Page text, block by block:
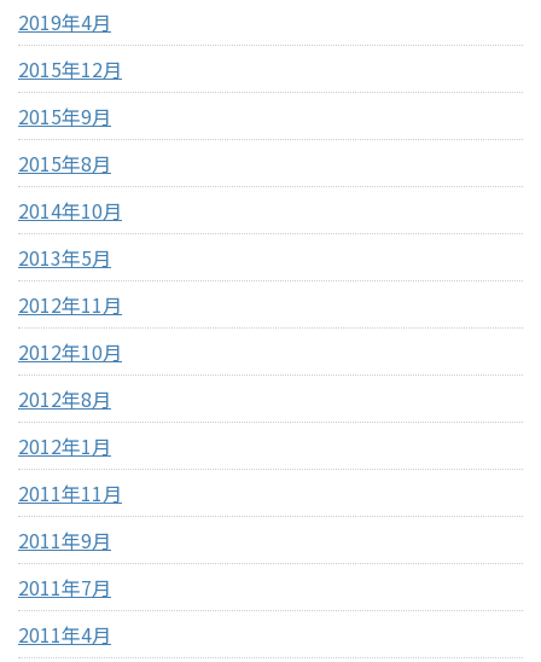
2019年4月
2015年12月
2015年9月
2015年8月
2014年10月
2013年5月
2012年11月
2012年10月
2012年8月
2012年1月
2011年11月
2011年9月
2011年7月
2011年4月